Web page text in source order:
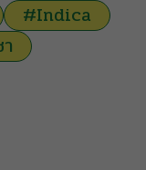
#Indica